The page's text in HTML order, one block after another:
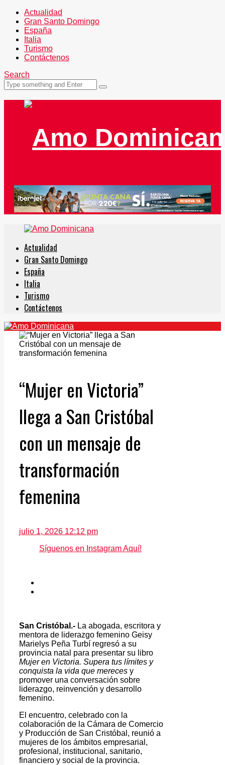
Actualidad
Gran Santo Domingo
España
Italia
Turismo
Contáctenos
Search
Actualidad
Gran Santo Domingo
España
Italia
Turismo
Contáctenos
“Mujer en Victoria”
llega a San Cristóbal
con un mensaje de
transformación
femenina
julio 1, 2026 12:12 pm
Síguenos en Instagram Aquí!
San Cristóbal.- La abogada, escritora y
mentora de liderazgo femenino Geisy
Marielys Peña Turbí regresó a su
provincia natal para presentar su libro
Mujer en Victoria. Supera tus límites y
conquista la vida que mereces y
promover una conversación sobre
liderazgo, reinvención y desarrollo
femenino.
El encuentro, celebrado con la
colaboración de la Cámara de Comercio
y Producción de San Cristóbal, reunió a
mujeres de los ámbitos empresarial,
profesional, institucional, sanitario,
financiero y social de la provincia.